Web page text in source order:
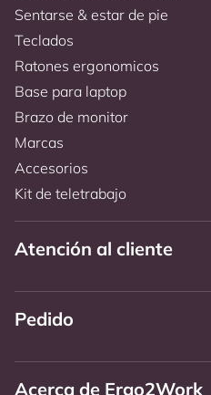
Sentarse & estar de pie
Teclados
Ratones ergonomicos
Base para laptop
Brazo de monitor
Marcas
Accesorios
Kit de teletrabajo
Atención al cliente
Pedido
Acerca de Ergo2Work